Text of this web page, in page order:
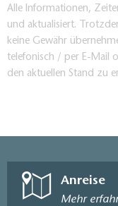
Alle Informationen,
und aktualisiert.
keine Gewähr
telefonisch / per E-Mail
den aktuellen Stand zu
Anreise
Mehr